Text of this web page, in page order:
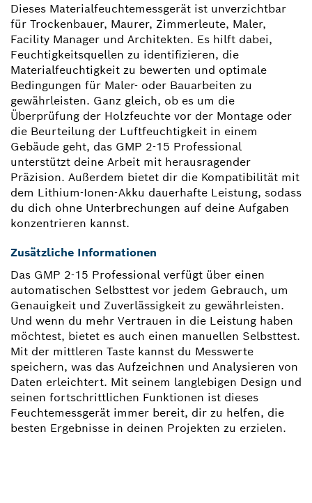
Dieses Materialfeuchtemessgerät ist unverzichtbar
für Trockenbauer, Maurer, Zimmerleute, Maler,
Facility Manager und Architekten. Es hilft dabei,
Feuchtigkeitsquellen zu identifizieren, die
Materialfeuchtigkeit zu bewerten und optimale
Bedingungen für Maler- oder Bauarbeiten zu
gewährleisten. Ganz gleich, ob es um die
Überprüfung der Holzfeuchte vor der Montage oder
die Beurteilung der Luftfeuchtigkeit in einem
Gebäude geht, das GMP 2-15 Professional
unterstützt deine Arbeit mit herausragender
Präzision. Außerdem bietet dir die Kompatibilität mit
dem Lithium-Ionen-Akku dauerhafte Leistung, sodass
du dich ohne Unterbrechungen auf deine Aufgaben
konzentrieren kannst.
Zusätzliche Informationen
Das GMP 2-15 Professional verfügt über einen
automatischen Selbsttest vor jedem Gebrauch, um
Genauigkeit und Zuverlässigkeit zu gewährleisten.
Und wenn du mehr Vertrauen in die Leistung haben
möchtest, bietet es auch einen manuellen Selbsttest.
Mit der mittleren Taste kannst du Messwerte
speichern, was das Aufzeichnen und Analysieren von
Daten erleichtert. Mit seinem langlebigen Design und
seinen fortschrittlichen Funktionen ist dieses
Feuchtemessgerät immer bereit, dir zu helfen, die
besten Ergebnisse in deinen Projekten zu erzielen.